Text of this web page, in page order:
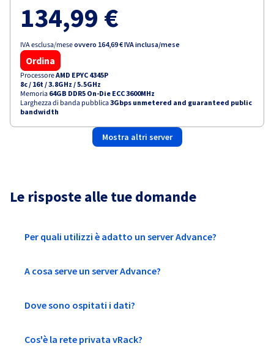
134,99 €
IVA esclusa/meseovvero 164,69 €IVA inclusa/mese
Ordina
ProcessoreAMD EPYC 4345P
8c / 16t /3.8GHz / 5.5GHz
Memoria 64GB DDR5 On-Die ECC 3600MHz
Larghezza di banda pubblica3Gbps unmetered and guaranteed public
bandwidth
Mostra altri server
Le risposte alle tue domande
Per quali utilizzi è adatto un server Advance?
A cosa serve un server Advance?
Dove sono ospitati i dati?
Cos'è la rete privata vRack?